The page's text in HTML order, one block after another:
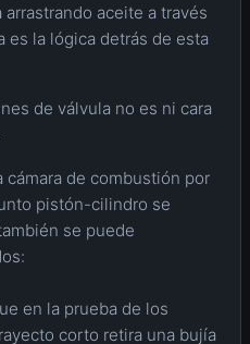
aceite a través
es la lógica detrás de esta
de válvula no es ni cara
cámara de combustión por
pistón-cilindro se
se puede
en la prueba de los
corto retira una bujía